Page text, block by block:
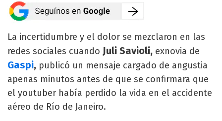
La incertidumbre y el dolor se mezclaron en las
redes sociales cuando Juli Savioli, exnovia de
Gaspi, publicó un mensaje cargado de angustia
apenas minutos antes de que se confirmara que
el youtuber había perdido la vida en el accidente
aéreo de Río de Janeiro.